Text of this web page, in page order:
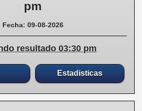
pm
Fecha: 09-08-2026
resultado 03:30 pm
Estadisticas